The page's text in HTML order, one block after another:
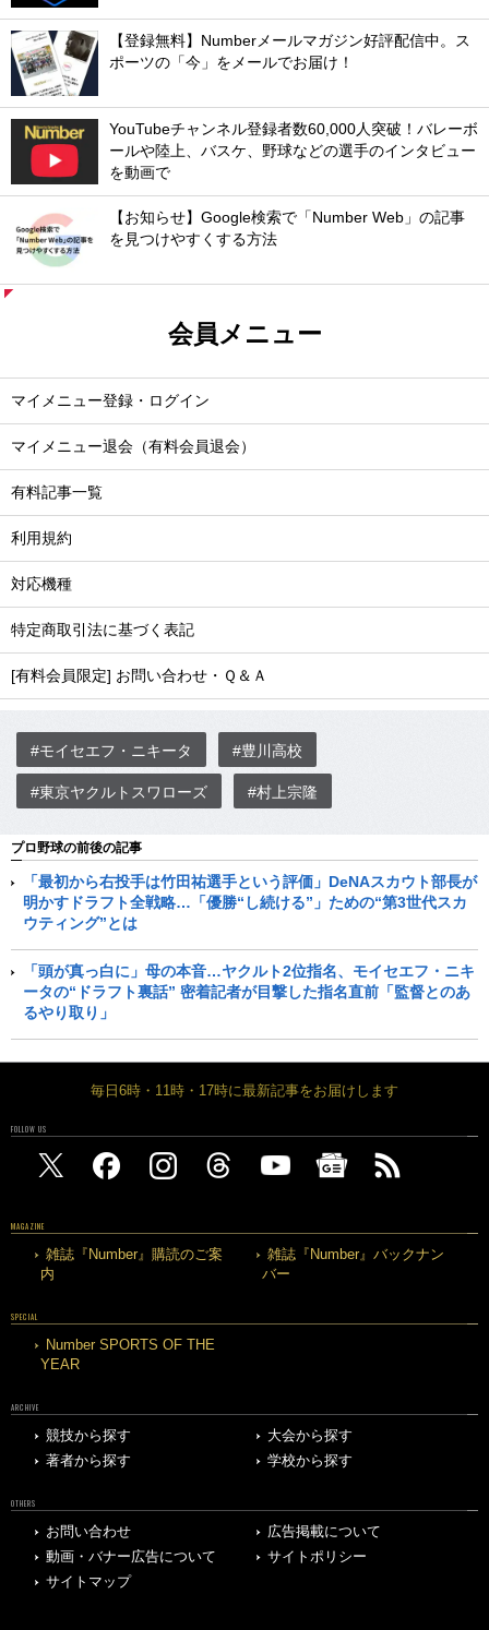
【登録無料】Numberメールマガジン好評配信中。ス
ポーツの「今」をメールでお届け！
YouTubeチャンネル登録者数60,000人突破！バレーボ
ールや陸上、バスケ、野球などの選手のインタビュー
を動画で
【お知らせ】Google検索で「Number Web」の記事
を見つけやすくする方法
会員メニュー
マイメニュー登録・ログイン
マイメニュー退会（有料会員退会）
有料記事一覧
利用規約
対応機種
特定商取引法に基づく表記
[有料会員限定] お問い合わせ・Ｑ＆Ａ
#モイセエフ・ニキータ #豊川高校
#東京ヤクルトスワローズ #村上宗隆
プロ野球の前後の記事
「最初から右投手は竹田祐選手という評価」DeNAスカウト部長が
明かすドラフト全戦略…「優勝“し続ける”」ための“第3世代スカ
ウティング”とは
「頭が真っ白に」母の本音…ヤクルト2位指名、モイセエフ・ニキ
ータの“ドラフト裏話” 密着記者が目撃した指名直前「監督とのあ
るやり取り」
毎日6時・11時・17時に最新記事をお届けします
FOLLOW US
MAGAZINE
雑誌『Number』購読のご案
内
雑誌『Number』バックナン
バー
SPECIAL
Number SPORTS OF THE
YEAR
ARCHIVE
競技から探す
大会から探す
著者から探す
学校から探す
OTHERS
お問い合わせ
広告掲載について
動画・バナー広告について
サイトポリシー
サイトマップ